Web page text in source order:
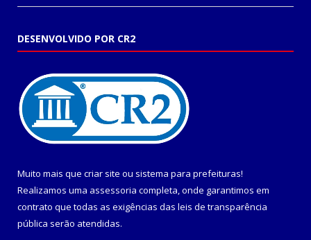
DESENVOLVIDO POR CR2
Muito mais que criar site ou sistema para prefeituras!
Realizamos uma assessoria completa, onde garantimos em
contrato que todas as exigências das leis de transparência
pública serão atendidas.